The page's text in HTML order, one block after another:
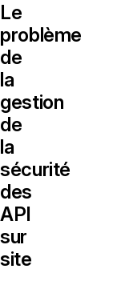
Le
problème
de
la
gestion
de
la
sécurité
des
API
sur
site